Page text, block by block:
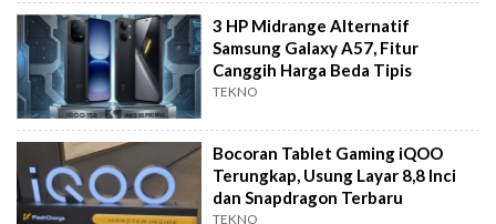
3 HP Midrange Alternatif
Samsung Galaxy A57, Fitur
Canggih Harga Beda Tipis
TEKNO
Bocoran Tablet Gaming iQOO
Terungkap, Usung Layar 8,8 Inci
dan Snapdragon Terbaru
TEKNO